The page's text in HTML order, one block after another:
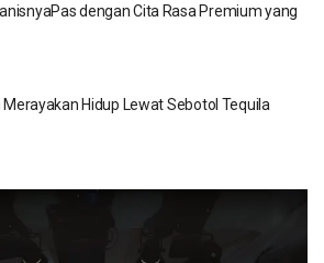
dengan Cita Rasa Premium yang
Merayakan Hidup Lewat Sebotol Tequila